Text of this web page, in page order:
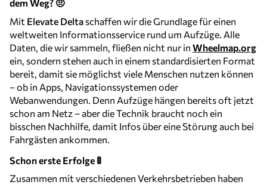
dem Weg? 🤨
Mit Elevate Delta schaffen wir die Grundlage für einen
weltweiten Informationsservice rund um Aufzüge. Alle
Daten, die wir sammeln, fließen nicht nur in Wheelmap.org
ein, sondern stehen auch in einem standardisierten Format
bereit, damit sie möglichst viele Menschen nutzen können
– ob in Apps, Navigationssystemen oder
Webanwendungen. Denn Aufzüge hängen bereits oft jetzt
schon am Netz – aber die Technik braucht noch ein
bisschen Nachhilfe, damit Infos über eine Störung auch bei
Fahrgästen ankommen.
Schon erste Erfolge 🚦
Zusammen mit verschiedenen Verkehrsbetrieben haben